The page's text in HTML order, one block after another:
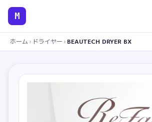
M
ホーム › ドライヤー › BEAUTECH DRYER BX